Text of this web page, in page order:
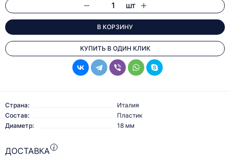
шт
В КОРЗИНУ
КУПИТЬ В ОДИН КЛИК
Страна:
Италия
Состав:
Пластик
Диаметр:
18 мм
ДОСТАВКА